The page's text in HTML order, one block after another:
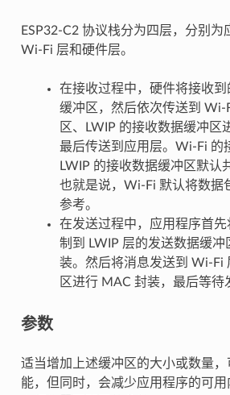
ESP32-C2 协议栈分为四层，分别为
Wi-Fi 层和硬件层。
在接收过程中，硬件将接收
缓冲区，然后依次传送到 Wi-
区、LWIP 的接收数据缓冲区
最后传送到应用层。Wi-Fi 的
LWIP 的接收数据缓冲区默认
也就是说，Wi-Fi 默认将数据
参考。
在发送过程中，应用程序首
制到 LWIP 层的发送数据缓冲
装。然后将消息发送到 Wi-Fi
区进行 MAC 封装，最后等待
参数
适当增加上述缓冲区的大小或数量
能，但同时，会减少应用程序的可